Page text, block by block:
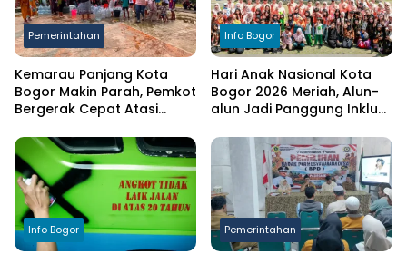
Pemerintahan
Kemarau Panjang Kota
Bogor Makin Parah, Pemkot
Bergerak Cepat Atasi
Info Bogor
Hari Anak Nasional Kota
Bogor 2026 Meriah, Alun-
alun Jadi Panggung Inklusi
Info Bogor Pemerintahan